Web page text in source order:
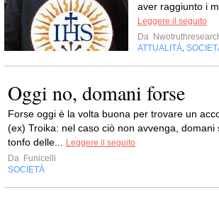
aver raggiunto i
Leggere il seguito
Da
ATTUALITÀ
Oggi no, domani forse
Forse oggi è la volta buona per trovare un
(ex) Troika: nel caso ciò non avvenga,
tonfo delle...
Leggere il seguito
Da Funicelli
SOCIETÀ